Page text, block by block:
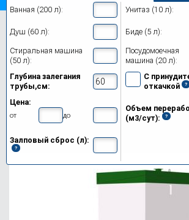
Ванная (200 л): Унитаз (10 л):
Душ (60 л): Биде (5 л):
Стиральная машина
(50 л):
Посудомоечная
машина (20 л):
Глубина залегания
трубы,см:
С
откачкой
Цена:
от до
Объем
(м3/сут):
Залповый сброс (л):
Септик Топас-С 9 Лонг Пр Ус
Апрелевке
Модификации
Цены на монтаж
Обслуживание